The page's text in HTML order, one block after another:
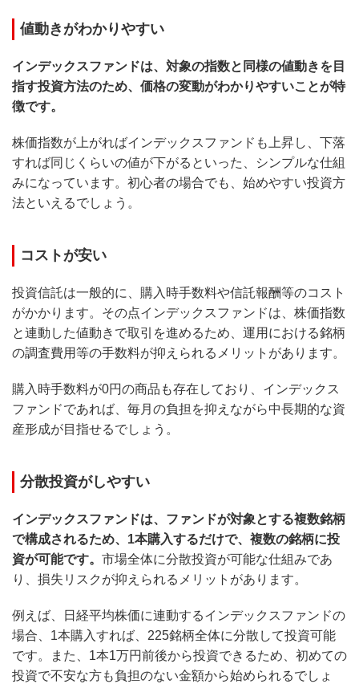
値動きがわかりやすい
インデックスファンドは、対象の指数と同様の値動きを目
指す投資方法のため、価格の変動がわかりやすいことが特
徴です。
株価指数が上がればインデックスファンドも上昇し、下落
すれば同じくらいの値が下がるといった、シンプルな仕組
みになっています。初心者の場合でも、始めやすい投資方
法といえるでしょう。
コストが安い
投資信託は一般的に、購入時手数料や信託報酬等のコスト
がかかります。その点インデックスファンドは、株価指数
と連動した値動きで取引を進めるため、運用における銘柄
の調査費用等の手数料が抑えられるメリットがあります。
購入時手数料が0円の商品も存在しており、インデックス
ファンドであれば、毎月の負担を抑えながら中長期的な資
産形成が目指せるでしょう。
分散投資がしやすい
インデックスファンドは、ファンドが対象とする複数銘柄
で構成されるため、1本購入するだけで、複数の銘柄に投
資が可能です。 市場全体に分散投資が可能な仕組みであ
り、損失リスクが抑えられるメリットがあります。
例えば、日経平均株価に連動するインデックスファンドの
場合、1本購入すれば、225銘柄全体に分散して投資可能
です。また、1本1万円前後から投資できるため、初めての
投資で不安な方も負担のない金額から始められるでしょ